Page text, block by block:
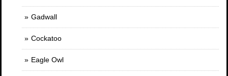
Gadwall
Cockatoo
Eagle Owl